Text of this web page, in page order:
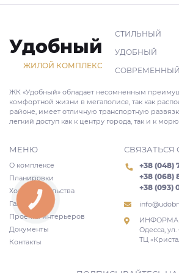
Удобный
ЖИЛОЙ КОМПЛЕКС
СТИЛЬНЫЙ
УДОБНЫЙ
СОВРЕМЕННЫЙ
ЖК «Удобный» обладает несомненным
комфортной жизни в мегаполисе, так как
районе, имеет отличную транспортную
легкий доступ как к центру города, так и к
МЕНЮ
О комплексе
Планировки
Ход строительства
Галерея
Проекты интерьеров
Документы
Контакты
СВЯЗАТЬСЯ
+38 (048)
+38 (068)
+38 (093)
Одесса, ул.
ТЦ
КНОПКА
СВЯЗИ